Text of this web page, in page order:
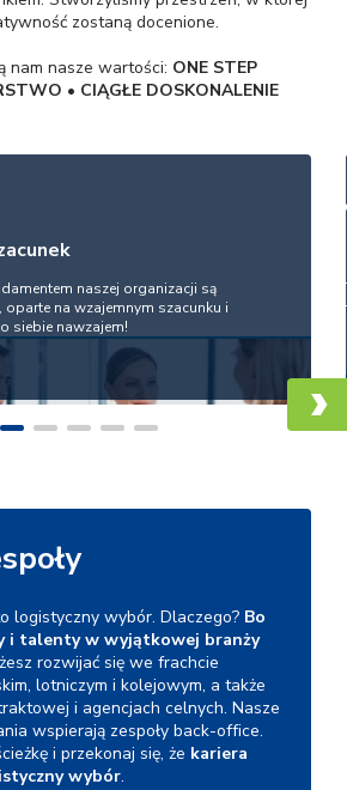
zostaną docenione.
nam nasze wartości: ONE STEP
• CIĄGŁE DOSKONALENIE
naszej organizacji są
oparte na wzajemnym szacunku i
siebie nawzajem!
logistyczny wybór. Dlaczego? Bo
i talenty w wyjątkowej branży
rozwijać się we frachcie
lotniczym i kolejowym, a także
i agencjach celnych. Nasze
wspierają zespoły back-office.
i przekonaj się, że kariera
wybór.